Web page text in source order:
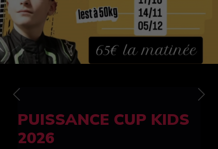
FELINE CUP 100%
féminine
Previous Next